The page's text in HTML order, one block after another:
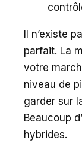
Il n’existe
parfait. La
votre
niveau de
garder sur
Beaucoup
hybrides.